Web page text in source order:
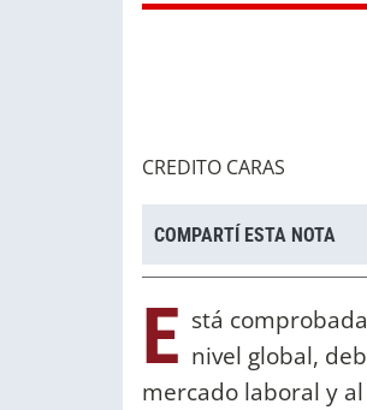
CREDITO CARAS
COMPARTÍ ESTA NOTA
E stá
nivel global,
mercado laboral y